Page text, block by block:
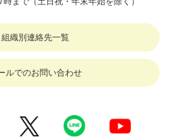
組織別連絡先一覧
ルでのお問い合わせ